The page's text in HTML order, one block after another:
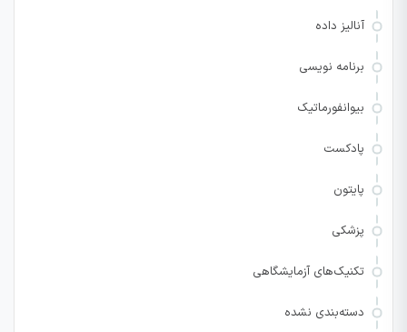
آنالیز داده
برنامه نویسی
بیوانفورماتیک
پادکست
پایتون
پزشکی
تکنیک‌های آزمایشگاهی
دسته‌بندی نشده